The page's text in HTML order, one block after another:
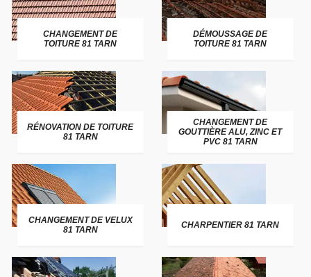
CHANGEMENT DE
TOITURE 81 TARN
DÉMOUSSAGE DE
TOITURE 81 TARN
RÉNOVATION DE TOITURE
81 TARN
CHANGEMENT DE
GOUTTIÈRE ALU, ZINC ET
PVC 81 TARN
CHANGEMENT DE VELUX
81 TARN
CHARPENTIER 81 TARN